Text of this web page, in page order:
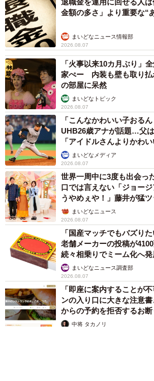
退職金を運用に回せる人
金額の多さ」より重要な“
まいどなニュース情報部
2026.08.07
「火事以来10カ月ぶり」
家ぺー 内装も壁も取り払
の部屋に呆然
まいどなトピック
2026.08.07
「こんなかわいい子おる
UHB26歳アナが話題…父
「アイドルさんよりかわ
か」まいどなメディア
2026.08.07
世界一周中に3度も出会っ
口では言えない「ジョー
うやめぇや！」藤井が猛
ん】まいどなニュース
2026.08.07
「国産マッチでもバズり
老舗メーカーの投稿が
続々相乗りでミーム化へ発
まいどなニュース調査部
2026.08.07
「即座に案内することが
ンの入り口に大きな注意
からの予約を拒否するお
中将 タカノリ